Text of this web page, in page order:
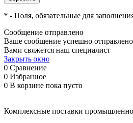
* - Поля, обязательные для
Сообщение отправлено
Ваше сообщение успешно
Вами свяжется наш специалист
Закрыть окно
0 Сравнение
0 Избранное
0 В корзине пока пусто
Комплексные поставки